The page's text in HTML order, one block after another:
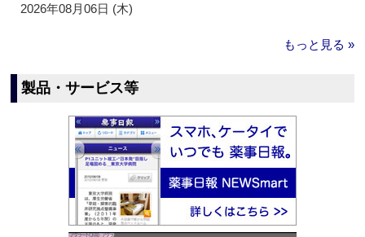
2026年08月06日 (木)
もっと見る »
製品・サービス等